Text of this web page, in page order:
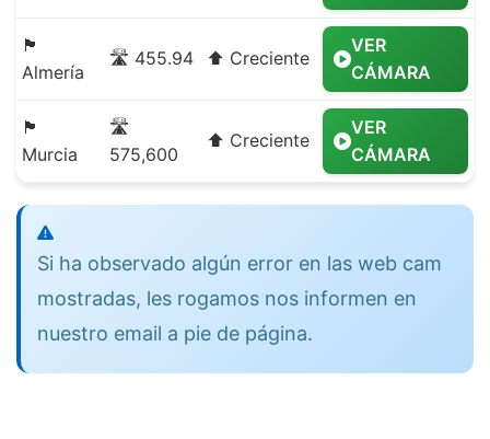
🏴
Almería
🛣️ 455.94 ⬆️ Creciente
VER
CÁMARA
🏴
Murcia
🛣️
575,600
⬆️ Creciente
VER
CÁMARA
Si ha observado algún error en las web cam
mostradas, les rogamos nos informen en
nuestro email a pie de página.